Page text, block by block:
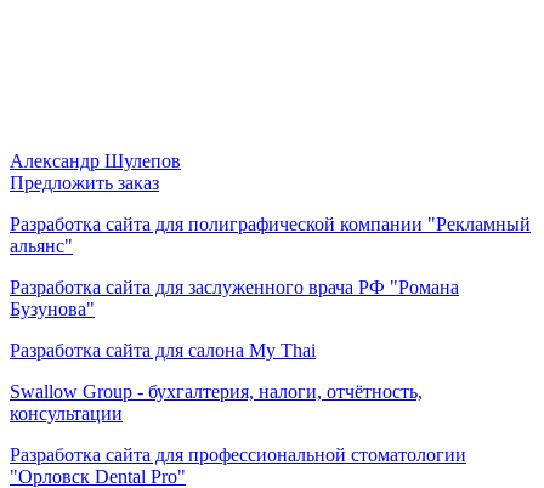
Александр Шулепов
Предложить заказ
Разработка сайта для полиграфической компании "Рекламный
альянс"
Разработка сайта для заслуженного врача РФ "Романа
Бузунова"
Разработка сайта для салона My Thai
Swallow Group - бухгалтерия, налоги, отчётность,
консультации
Разработка сайта для профессиональной стоматологии
"Орловск Dental Pro"